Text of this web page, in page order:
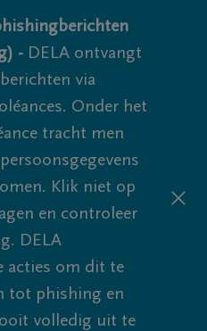
- DELA ontvangt
via
Onder het
tracht men
Klik niet op
en controleer
DELA
acties om dit te
tot phishing en
volledig uit te